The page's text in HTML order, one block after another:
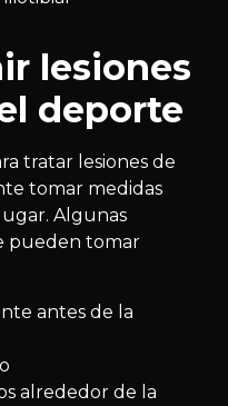
lesiones
deporte
tratar lesiones de
tomar medidas
Algunas
pueden tomar
antes de la
alrededor de la